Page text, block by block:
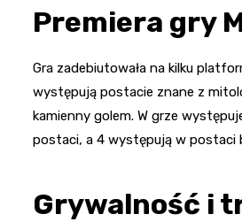
Premiera gry
Gra zadebiutowała na kilku
występują postacie znane z
kamienny golem. W grze
postaci, a 4 występują w postaci
Grywalność i